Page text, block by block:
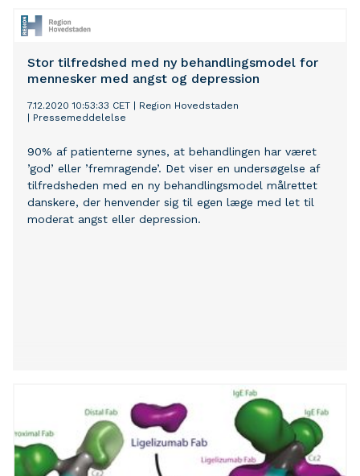
koncepter inden for diagnostik og behandling af
mennesker med sygdomme som multipel sklerose og
Stor tilfredshed med ny behandlingsmodel for
mennesker med angst og depression
7.12.2020 10:53:33 CET
Region Hovedstaden
Pressemeddelelse
90% af patienterne synes, at behandlingen har været
’god’ eller ’fremragende’. Det viser en undersøgelse af
tilfredsheden med en ny behandlingsmodel målrettet
danskere, der henvender sig til egen læge med let til
moderat angst eller depression.